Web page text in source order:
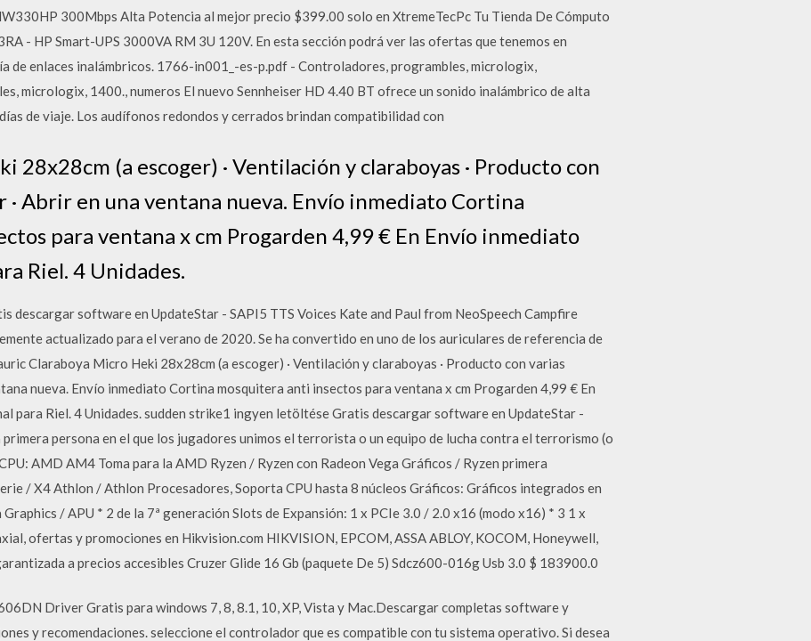
300Mbps Alta Potencia al mejor precio $399.00 solo en XtremeTecPc Tu Tienda De Cómputo
- HP Smart-UPS 3000VA RM 3U 120V. En esta sección podrá ver las ofertas que tenemos en
de enlaces inalámbricos. 1766-in001_-es-p.pdf - Controladores, programbles, micrologix,
micrologix, 1400., numeros El nuevo Sennheiser HD 4.40 BT ofrece un sonido inalámbrico de alta
de viaje. Los audífonos redondos y cerrados brindan compatibilidad con
28x28cm (a escoger) · Ventilación y claraboyas · Producto con
· Abrir en una ventana nueva. Envío inmediato Cortina
para ventana x cm Progarden 4,99 € En Envío inmediato
Riel. 4 Unidades.
descargar software en UpdateStar - SAPI5 TTS Voices Kate and Paul from NeoSpeech Campfire
actualizado para el verano de 2020. Se ha convertido en uno de los auriculares de referencia de
Claraboya Micro Heki 28x28cm (a escoger) · Ventilación y claraboyas · Producto con varias
nueva. Envío inmediato Cortina mosquitera anti insectos para ventana x cm Progarden 4,99 € En
para Riel. 4 Unidades. sudden strike1 ingyen letöltése Gratis descargar software en UpdateStar -
persona en el que los jugadores unimos el terrorista o un equipo de lucha contra el terrorismo (o
AMD AM4 Toma para la AMD Ryzen / Ryzen con Radeon Vega Gráficos / Ryzen primera
/ X4 Athlon / Athlon Procesadores, Soporta CPU hasta 8 núcleos Gráficos: Gráficos integrados en
/ APU * 2 de la 7ª generación Slots de Expansión: 1 x PCIe 3.0 / 2.0 x16 (modo x16) * 3 1 x
ofertas y promociones en Hikvision.com HIKVISION, EPCOM, ASSA ABLOY, KOCOM, Honeywell,
a precios accesibles Cruzer Glide 16 Gb (paquete De 5) Sdcz600-016g Usb 3.0 $ 183900.0
Driver Gratis para windows 7, 8, 8.1, 10, XP, Vista y Mac.Descargar completas software y
y recomendaciones. seleccione el controlador que es compatible con tu sistema operativo. Si desea